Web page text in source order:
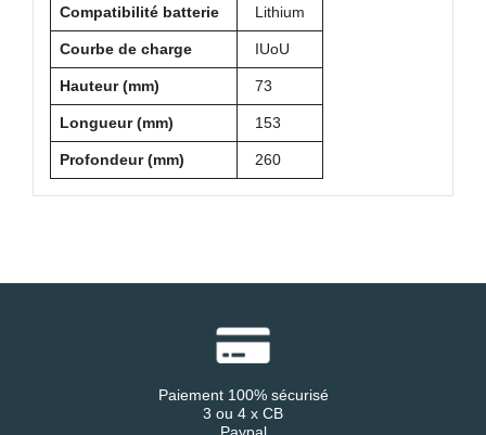
Compatibilité batterie Lithium
Courbe de charge IUoU
Hauteur (mm) 73
Longueur (mm) 153
Profondeur (mm) 260
Paiement 100% sécurisé
3 ou 4 x CB